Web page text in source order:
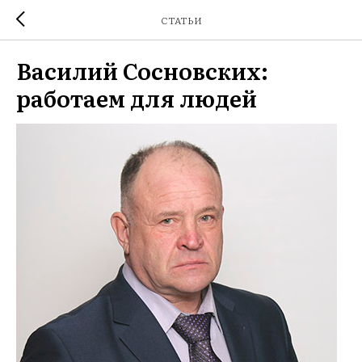
СТАТЬИ
Василий Сосновских:
работаем для людей